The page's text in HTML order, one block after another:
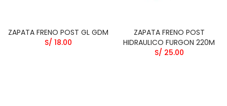
ZAPATA FRENO POST GL GDM
S/ 18.00
ZAPATA FRENO POST
HIDRAULICO FURGON 220M
S/ 25.00